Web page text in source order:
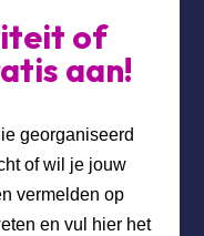
of
aan!
georganiseerd
of wil je jouw
vermelden op
en vul hier het